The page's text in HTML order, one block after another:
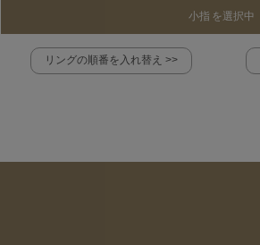
小指 を選択中
リングの順番を入れ替え >>